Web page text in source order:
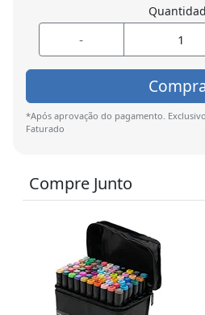
-
*Após aprovação do pagamento.
Faturado
Compre Junto